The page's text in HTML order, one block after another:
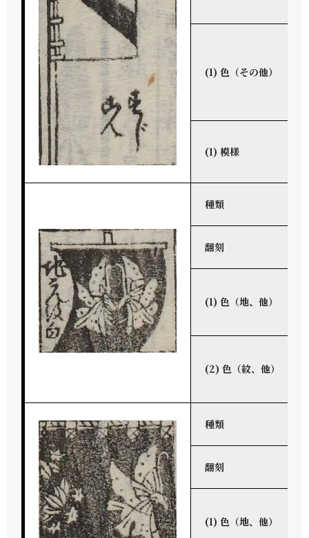
(1) 色（その他）
(1) 模様
種類
翻刻
(1) 色（地、他）
(2) 色（紋、他）
種類
翻刻
(1) 色（地、他）